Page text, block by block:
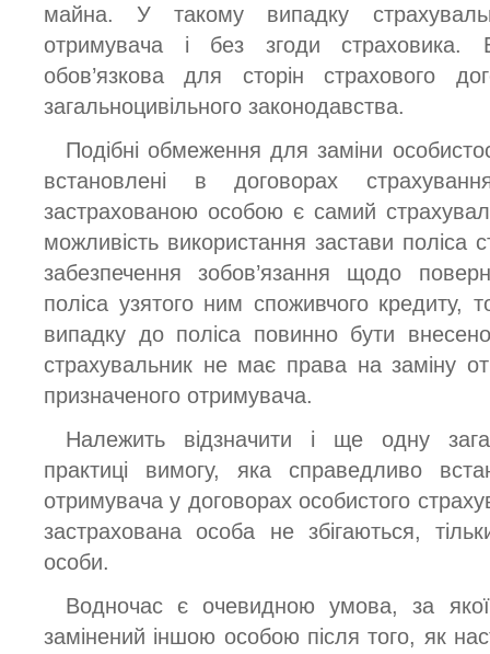
майна. У такому випадку
отримувача і без згоди страховика.
обов’язкова для сторін страхового
загальноцивільного законодавства.
Подібні обмеження для заміни
встановлені в договорах
застрахованою особою є самий
можливість використання застави поліса
забезпечення зобов’язання щодо
поліса узятого ним споживчого кредиту,
випадку до поліса повинно бути
страхувальник не має права на заміну
призначеного отримувача.
Належить відзначити і ще одну
практиці вимогу, яка справедливо
отримувача у договорах особистого
застрахована особа не збігаються,
особи.
Водночас є очевидною умова, за
замінений іншою особою після того, як